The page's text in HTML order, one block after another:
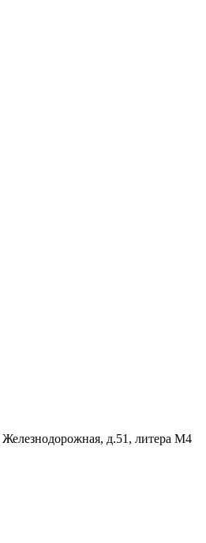
Железнодорожная, д.51, литера М4